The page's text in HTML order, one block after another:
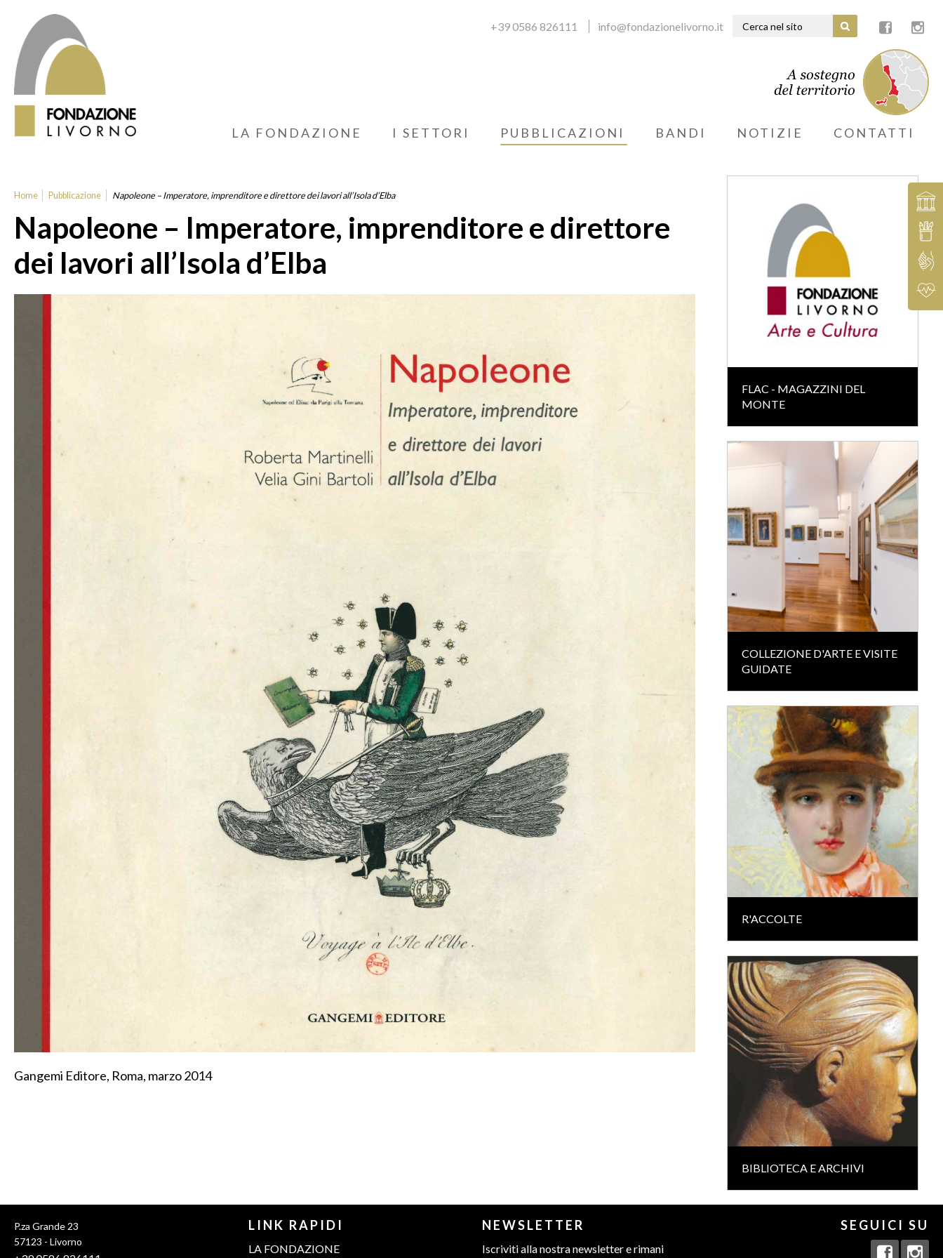
+39 0586 826111 info@fondazionelivorno.it
LA FONDAZIONE I SETTORI PUBBLICAZIONI BANDI NOTIZIE CONTATTI
Home Pubblicazione Napoleone – Imperatore, imprenditore e direttore dei lavori all’Isola d’Elba
Napoleone – Imperatore, imprenditore e direttore
dei lavori all’Isola d’Elba
Gangemi Editore, Roma, marzo 2014
FLAC - MAGAZZINI DEL
MONTE
COLLEZIONE D'ARTE E VISITE
GUIDATE
R'ACCOLTE
BIBLIOTECA E ARCHIVI
P.za Grande 23
57123 - Livorno
LINK RAPIDI
LA FONDAZIONE
NEWSLETTER
Iscriviti alla nostra newsletter e rimani
SEGUICI SU
PBN